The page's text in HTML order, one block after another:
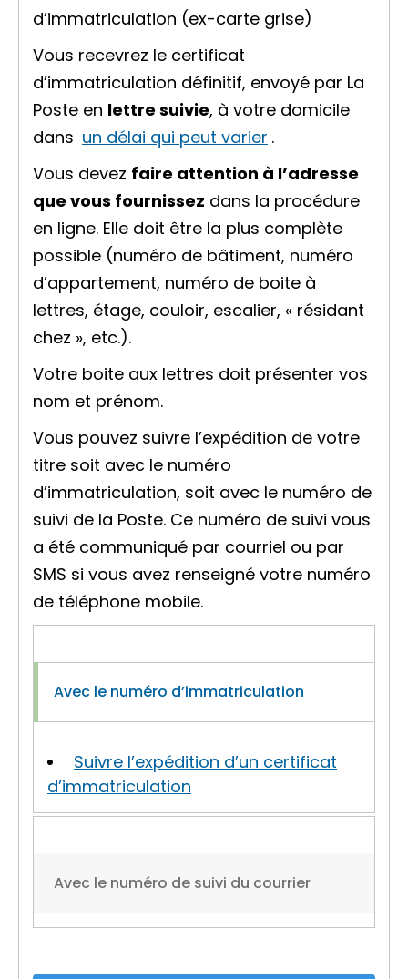
d’immatriculation (ex-carte grise)
Vous recevrez le certificat
d’immatriculation définitif, envoyé par La
Poste en lettre suivie, à votre domicile
dans un délai qui peut varier .
Vous devez faire attention à l’adresse
que vous fournissez dans la procédure
en ligne. Elle doit être la plus complète
possible (numéro de bâtiment, numéro
d’appartement, numéro de boite à
lettres, étage, couloir, escalier, « résidant
chez », etc.).
Votre boite aux lettres doit présenter vos
nom et prénom.
Vous pouvez suivre l’expédition de votre
titre soit avec le numéro
d’immatriculation, soit avec le numéro de
suivi de la Poste. Ce numéro de suivi vous
a été communiqué par courriel ou par
SMS si vous avez renseigné votre numéro
de téléphone mobile.
Avec le numéro d’immatriculation
Suivre l’expédition d’un certificat
d’immatriculation
Avec le numéro de suivi du courrier